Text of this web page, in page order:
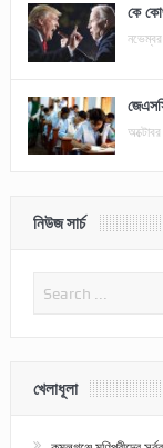
কে
নিউজ সার্চ
খেলাধূলা